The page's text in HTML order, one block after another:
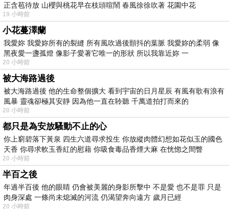
正含苞待放 山櫻與桃花早在枝頭喧鬧 春風徐徐吹著 花園中花
19 小時前
小花蔓澤蘭
我愛妳 我愛妳所有的裂縫 所有風吹過後顫抖的葉脈 我愛妳的柔弱 像
黑夜愛一盞孤燈 像影子愛著它唯一的形狀 所以我靠近妳 一
20 小時前
被大海路過後
被大海路過後 他的生命整個擴大 看到宇宙的日月星辰 有風有歌有浪有
風暴 靈魂卻極其安靜 因為他一直在聆聽 千萬道拍打而來的
20 小時前
都只是為安放騷動不止的心
你上窮碧落下黃泉 四生六道尋求投生 你放縱肉體幻想如花似玉的國色
天香 你尋求軟玉香紅的慰藉 你吸食毒品香煙大麻 在恍惚之間瞥
20 小時前
半百之後
年過半百後 他的眼睛 仍會被美麗的身影所擊中 不是愛 也不是罪 只是
肉身深處 一條尚未熄滅的河流 仍渴望奔向遠方 歲月已經
20 小時前